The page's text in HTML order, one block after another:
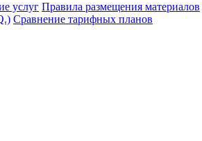
услуг Правила размещения материалов
Cравнение тарифных планов